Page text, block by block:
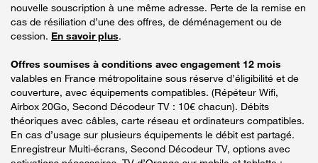
nouvelle souscription à une même adresse. Perte de la remise en
cas de résiliation d’une des offres, de déménagement ou de
cession. En savoir plus.
Offres soumises à conditions avec engagement 12 mois
valables en France métropolitaine sous réserve d’éligibilité et de
couverture, avec équipements compatibles. (Répéteur Wifi,
Airbox 20Go, Second Décodeur TV : 10€ chacun). Débits
théoriques avec câbles, carte réseau et ordinateurs compatibles.
En cas d’usage sur plusieurs équipements le débit est partagé.
Enregistreur Multi-écrans, Second Décodeur TV, options avec